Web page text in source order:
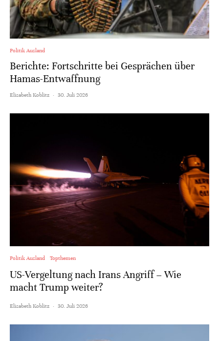
Politik Ausland
Berichte: Fortschritte bei Gesprächen über
Hamas-Entwaffnung
Elisabeth Koblitz · 30. Juli 2026
Politik Ausland Topthemen
US-Vergeltung nach Irans Angriff – Wie
macht Trump weiter?
Elisabeth Koblitz · 30. Juli 2026